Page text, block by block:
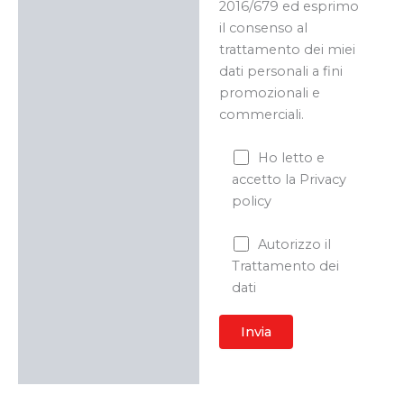
2016/679 ed esprimo
il consenso al
trattamento dei miei
dati personali a fini
promozionali e
commerciali.
Ho letto e
accetto la Privacy
policy
Autorizzo il
Trattamento dei
dati